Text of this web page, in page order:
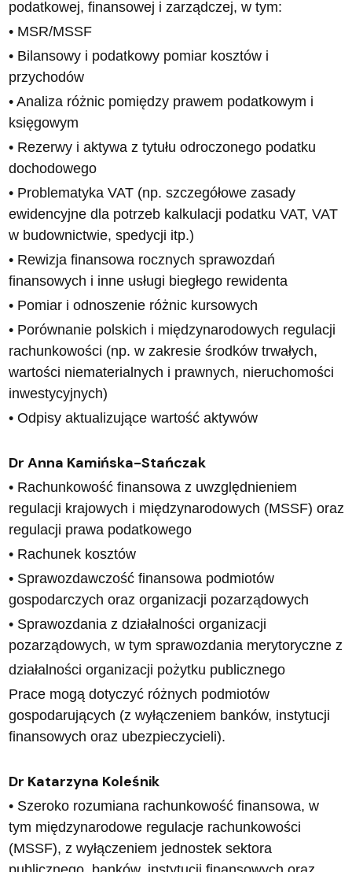
podatkowej, finansowej i zarządczej, w tym:
• MSR/MSSF
• Bilansowy i podatkowy pomiar kosztów i
przychodów
• Analiza różnic pomiędzy prawem podatkowym i
księgowym
• Rezerwy i aktywa z tytułu odroczonego podatku
dochodowego
• Problematyka VAT (np. szczegółowe zasady
ewidencyjne dla potrzeb kalkulacji podatku VAT, VAT
w budownictwie, spedycji itp.)
• Rewizja finansowa rocznych sprawozdań
finansowych i inne usługi biegłego rewidenta
• Pomiar i odnoszenie różnic kursowych
• Porównanie polskich i międzynarodowych regulacji
rachunkowości (np. w zakresie środków trwałych,
wartości niematerialnych i prawnych, nieruchomości
inwestycyjnych)
• Odpisy aktualizujące wartość aktywów
Dr Anna Kamińska-Stańczak
• Rachunkowość finansowa z uwzględnieniem
regulacji krajowych i międzynarodowych (MSSF) oraz
regulacji prawa podatkowego
• Rachunek kosztów
• Sprawozdawczość finansowa podmiotów
gospodarczych oraz organizacji pozarządowych
• Sprawozdania z działalności organizacji
pozarządowych, w tym sprawozdania merytoryczne z
działalności organizacji pożytku publicznego
Prace mogą dotyczyć różnych podmiotów
gospodarujących (z wyłączeniem banków, instytucji
finansowych oraz ubezpieczycieli).
Dr Katarzyna Koleśnik
• Szeroko rozumiana rachunkowość finansowa, w
tym międzynarodowe regulacje rachunkowości
(MSSF), z wyłączeniem jednostek sektora